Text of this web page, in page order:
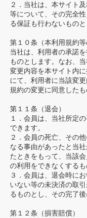
２．当社は、本サイト
等について、その完全
る保証も行わないものと
第１０条（本利用規約等
当社は、利用者の承諾
ものとします。なお、
変更内容を本サイト内
にて、利用者に当該変
規約の変更に同意したも
第１１条（退会）
１．会員は、当社所定
できます。
２．会員の死亡、その
なる事由があったと当
たときをもって、当該
の利用をできなくするも
３．会員は、退会時に
いない等の未決済の取
るものとし、その完了
第１２条（損害賠償）